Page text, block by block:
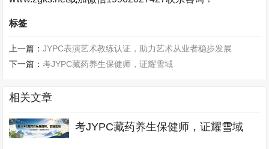
标签
上一篇：JYPC表演艺术教练认证，助力艺术从业者稳步发展
下一篇：考JYPC藏药养生保健师，证耀雪域
相关文章
考JYPC藏药养生保健师，证耀雪域